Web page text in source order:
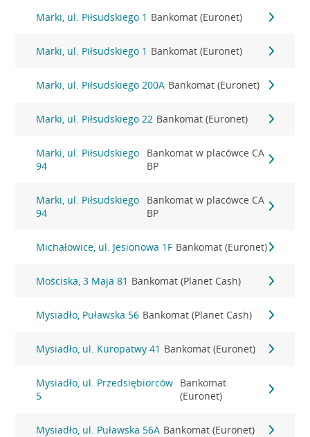
Marki, ul. Piłsudskiego 1 Bankomat (Euronet)
Marki, ul. Piłsudskiego 1 Bankomat (Euronet)
Marki, ul. Piłsudskiego 200A Bankomat (Euronet)
Marki, ul. Piłsudskiego 22 Bankomat (Euronet)
Marki, ul. Piłsudskiego
94
Bankomat w placówce CA
BP
Marki, ul. Piłsudskiego
94
Bankomat w placówce CA
BP
Michałowice, ul. Jesionowa 1F Bankomat (Euronet)
Mościska, 3 Maja 81 Bankomat (Planet Cash)
Mysiadło, Puławska 56 Bankomat (Planet Cash)
Mysiadło, ul. Kuropatwy 41 Bankomat (Euronet)
Mysiadło, ul. Przedsiębiorców
5
Bankomat
(Euronet)
Mysiadło, ul. Puławska 56A Bankomat (Euronet)